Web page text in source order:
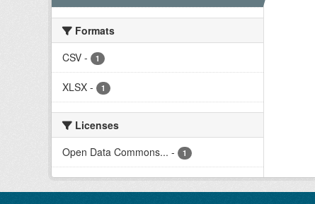
Formats
CSV - 1
XLSX - 1
Licenses
Open Data Commons... - 1